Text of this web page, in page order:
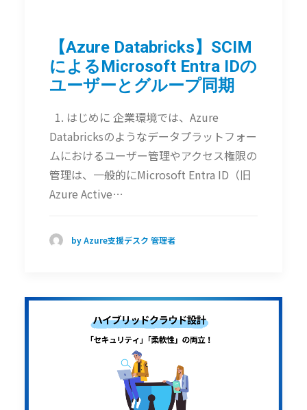
【Azure Databricks】SCIM
によるMicrosoft Entra IDの
ユーザーとグループ同期
1. はじめに 企業環境では、Azure
Databricksのようなデータプラットフォー
ムにおけるユーザー管理やアクセス権限の
管理は、一般的にMicrosoft Entra ID（旧
Azure Active…
by Azure支援デスク 管理者